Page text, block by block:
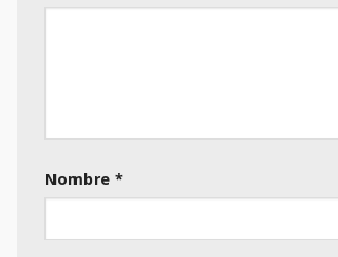
Nombre *